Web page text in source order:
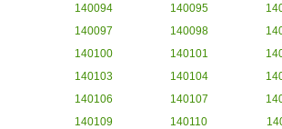
140094
140095
140097
140098
140100
140101
140103
140104
140106
140107
140109
140110